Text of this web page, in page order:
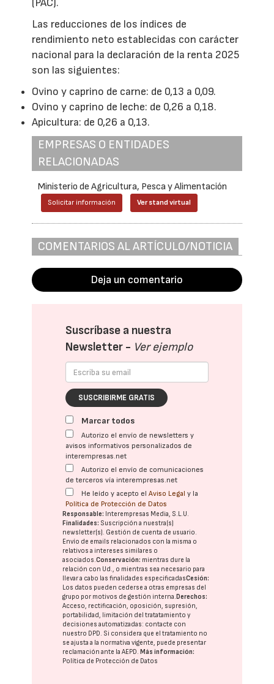
(PAC).
Las reducciones de los índices de
rendimiento neto establecidas con carácter
nacional para la declaración de la renta 2025
son las siguientes:
Ovino y caprino de carne: de 0,13 a 0,09.
Ovino y caprino de leche: de 0,26 a 0,18.
Apicultura: de 0,26 a 0,13.
EMPRESAS O ENTIDADES
RELACIONADAS
Ministerio de Agricultura, Pesca y Alimentación
Solicitar información Ver stand virtual
COMENTARIOS AL ARTÍCULO/NOTICIA
Deja un comentario
Suscríbase a nuestra
Newsletter - Ver ejemplo
SUSCRIBIRME GRATIS
Marcar todos
Autorizo el envío de newsletters y
avisos informativos personalizados de
interempresas.net
Autorizo el envío de comunicaciones
de terceros vía interempresas.net
He leído y acepto elAviso Legal y la
Política de Protección de Datos
Responsable: Interempresas Media, S.L.U.
Finalidades: Suscripción a nuestra(s)
newsletter(s). Gestión de cuenta de usuario.
Envío de emails relacionados con la misma o
relativos a intereses similares o
asociados.Conservación: mientras dure la
relación con Ud., o mientras sea necesario para
llevar a cabo las finalidades especificadasCesión:
Los datos pueden cederse a otras empresas del
grupo por motivos de gestión interna. Derechos:
Acceso, rectificación, oposición, supresión,
portabilidad, limitación del tratatamiento y
decisiones automatizadas: contacte con
nuestro DPD. Si considera que el tratamiento no
se ajusta a la normativa vigente, puede presentar
reclamación ante laAEPD. Más información:
Política de Protección de Datos